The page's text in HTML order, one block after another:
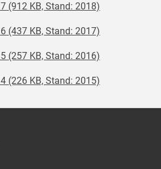
(912 KB, Stand: 2018)
(437 KB, Stand: 2017)
(257 KB, Stand: 2016)
(226 KB, Stand: 2015)